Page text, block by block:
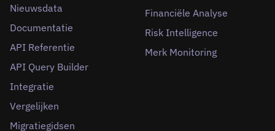
Nieuwsdata
Documentatie
API Referentie
API Query Builder
Integratie
Vergelijken
Migratiegidsen
Financiële Analyse
Risk Intelligence
Merk Monitoring